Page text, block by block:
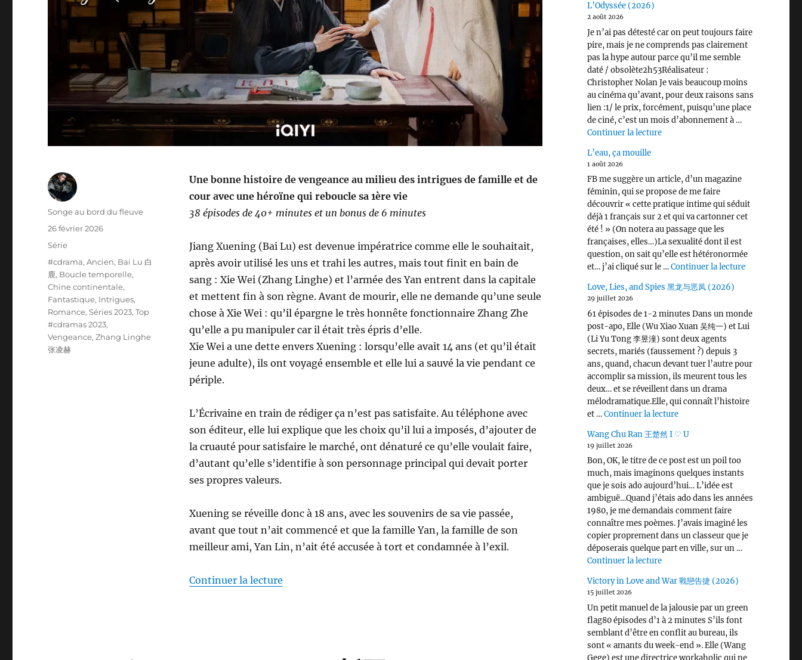
Une bonne histoire de vengeance au milieu des intrigues de famille et de
cour avec une héroïne qui reboucle sa 1ère vie
38 épisodes de 40+ minutes et un bonus de 6 minutes
Jiang Xuening (Bai Lu) est devenue impératrice comme elle le souhaitait,
après avoir utilisé les uns et trahi les autres, mais tout finit en bain de
sang : Xie Wei (Zhang Linghe) et l’armée des Yan entrent dans la capitale
et mettent fin à son règne. Avant de mourir, elle ne demande qu’une seule
chose à Xie Wei : qu’il épargne le très honnête fonctionnaire Zhang Zhe
qu’elle a pu manipuler car il était très épris d’elle.
Xie Wei a une dette envers Xuening : lorsqu’elle avait 14 ans (et qu’il était
jeune adulte), ils ont voyagé ensemble et elle lui a sauvé la vie pendant ce
périple.
L’Écrivaine en train de rédiger ça n’est pas satisfaite. Au téléphone avec
son éditeur, elle lui explique que les choix qu’il lui a imposés, d’ajouter de
la cruauté pour satisfaire le marché, ont dénaturé ce qu’elle voulait faire,
d’autant qu’elle s’identifie à son personnage principal qui devait porter
ses propres valeurs.
Xuening se réveille donc à 18 ans, avec les souvenirs de sa vie passée,
avant que tout n’ait commencé et que la famille Yan, la famille de son
meilleur ami, Yan Lin, n’ait été accusée à tort et condamnée à l’exil.
Continuer la lecturede « Story of Kunning Palace 宁安如梦 (2023) »
Auteur
Songe au bord du fleuve
Publié
le
26 février 2026
Catégories
Série
Étiquettes
#cdrama,Ancien, Bai Lu 白
鹿, Boucle temporelle,
Chine continentale,
Fantastique, Intrigues,
Romance,Séries 2023,Top
#cdramas 2023,
Vengeance,Zhang Linghe
张凌赫
L’Odyssée (2026)
2 août 2026
Je n’ai pas détesté car on peut toujours faire
pire, mais je ne comprends pas clairement
pas la hype autour parce qu’il me semble
daté / obsolète2h53Réalisateur :
Christopher Nolan Je vais beaucoup moins
au cinéma qu’avant, pour deux raisons sans
lien :1/ le prix, forcément, puisqu’une place
de ciné, c’est un mois d’abonnement à …
Continuer la lecturede « L’Odyssée (2026) »
L’eau, ça mouille
1 août 2026
FB me suggère un article, d’un magazine
féminin, qui se propose de me faire
découvrir « cette pratique intime qui séduit
déjà 1 français sur 2 et qui va cartonner cet
été ! » (On notera au passage que les
françaises, elles…)La sexualité dont il est
question, on sait qu’elle est hétéronormée
et… j’ai cliqué sur le …Continuer la lecturede « L’eau, ça
Love, Lies, and Spies 黑龙与恶凤 (2026)
29 juillet 2026
61 épisodes de 1-2 minutes Dans un monde
post-apo, Elle (Wu Xiao Xuan 吴纯一) et Lui
(Li Yu Tong 李昱潼) sont deux agents
secrets, mariés (faussement ?) depuis 3
ans, quand, chacun devant tuer l’autre pour
accomplir sa mission, ils meurent tous les
deux… et se réveillent dans un drama
mélodramatique.Elle, qui connaît l’histoire
et …Continuer la lecturede « Love, Lies, and Spies 黑龙
Wang Chu Ran 王楚然 I ♡ U
19 juillet 2026
Bon, OK, le titre de ce post est un poil too
much, mais imaginons quelques instants
que je sois ado aujourd’hui… L’idée est
ambiguë…Quand j’étais ado dans les années
1980, je me demandais comment faire
connaître mes poèmes. J’avais imaginé les
copier proprement dans un classeur que je
déposerais quelque part en ville, sur un …
Continuer la lecturede « Wang Chu Ran 王楚然 I ♡ U »
Victory in Love and War 戰戀告捷 (2026)
15 juillet 2026
Un petit manuel de la jalousie par un green
flag80 épisodes d’1 à 2 minutes S’ils font
semblant d’être en conflit au bureau, ils
sont « amants du week-end ». Elle (Wang
Gege) est une directrice workaholic qui ne